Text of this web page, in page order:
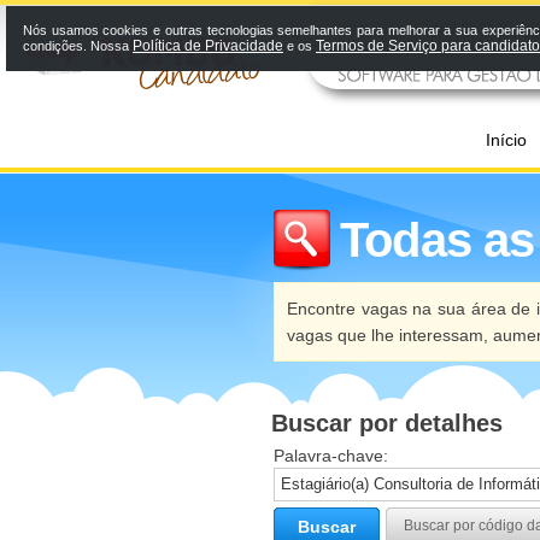
Início
Todas
Encontre vagas na sua área
vagas que lhe interessam,
Buscar por detalhes
Palavra-chave:
Buscar Buscar por código
Nós usamos cookies e outras tecnologias semelhantes para melhorar a sua
condições. Nossa Política de Privacidade e os Termos de Serviço para